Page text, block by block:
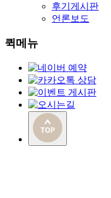
후기게시판
언론보도
퀵메뉴